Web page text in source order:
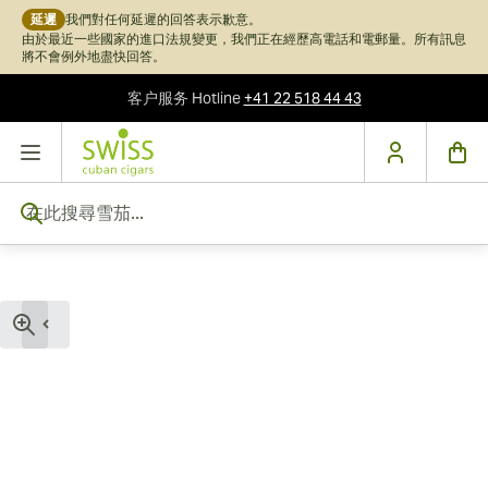
延遲 我們對任何延遲的回答表示歉意。
由於最近一些國家的進口法規變更，我們正在經歷高電話和電郵量。所有訊息
將不會例外地盡快回答。
客户服务 Hotline+41 22 518 44 43